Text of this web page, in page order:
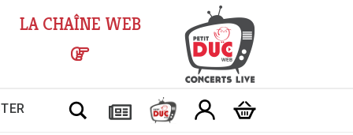
LA CHAÎNE WEB
Chercher